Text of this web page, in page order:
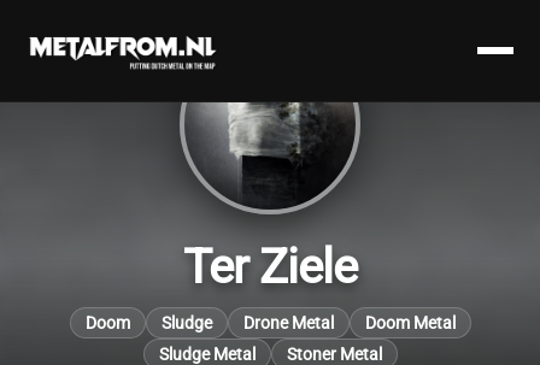
Ter Ziele
Doom Sludge Drone Metal
Doom Metal
Sludge Metal
Stoner Metal